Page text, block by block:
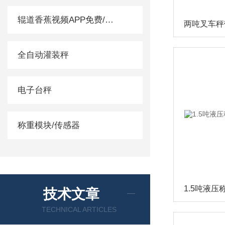
辊道香蕉视频APP免费/滚筒秤
全自动灌装秤
电子台秤
称重模块/传感器
技术文章
TECHNICAL ARTICLES